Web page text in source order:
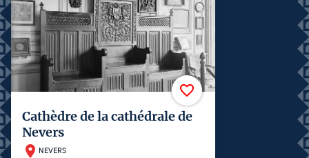
Cathèdre de la cathédrale de
Nevers
NEVERS